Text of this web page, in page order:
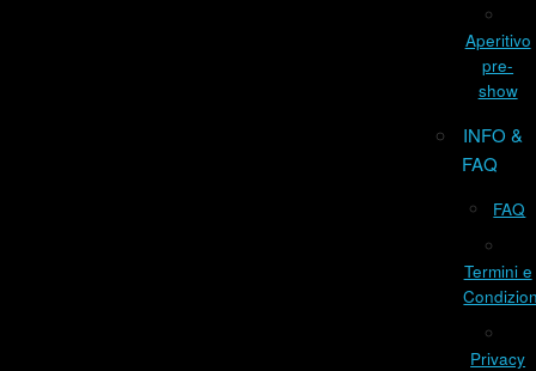
Aperitivo
pre-
show
INFO &
FAQ
FAQ
Termini e
Privacy